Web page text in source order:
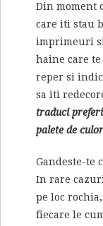
Din moment
care iti stau
imprimeuri
haine care
reper si
sa iti
traduci
palete de
Gandeste-te
In rare
pe loc
fiecare le